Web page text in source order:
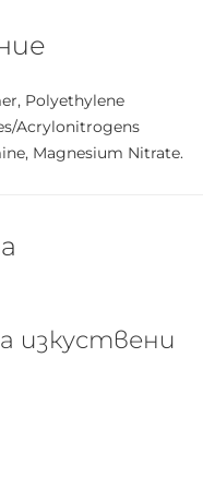
Polyethylene
Acrylonitrogens
Magnesium Nitrate.
изкуствени